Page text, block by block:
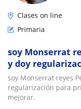
Clases on line
Primaria
soy Monserrat
y doy regularización para primaria. Ayudo a
niños de 6 a 12
soy Monserrat reyes
regularización para
mejorar.